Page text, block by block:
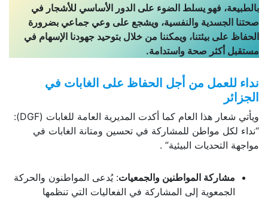
بالطبيعة، فهو يسلط الضوء على الدور الأساسي للأشجار في
صحتنا الجسدية والنفسية، ويشجع على وعي جماعي بضرورة
الحفاظ على بيئتنا، ويمكننا من خلال بتوحيد جهودنا الإسهام في
مستقبل أكثر صحة واستدامة.
نداء للعمل من أجل الحفاظ على الغابات في
الجزائر
ويأتي شعار هذا العام كما أكدت المديرية العامة للغابات (DGF):
“نداء لكل مواطن للمشاركة في تحسين ومتانة الغابات في
مواجهة التحديات البيئية” .
مشاركة المواطنين والجمعيات: يُدعى المواطنون والحركة
الجمعوية إلى المشاركة في الفعاليات التي تنظمها